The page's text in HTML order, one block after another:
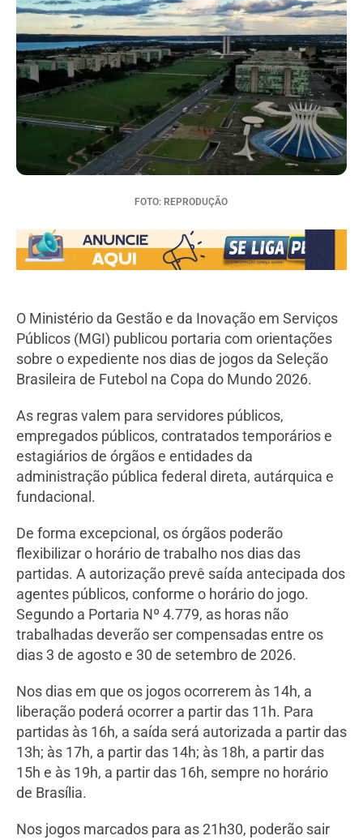
FOTO: REPRODUÇÃO
O Ministério da Gestão e da Inovação em Serviços
Públicos (MGI) publicou portaria com orientações
sobre o expediente nos dias de jogos da Seleção
Brasileira de Futebol na Copa do Mundo 2026.
As regras valem para servidores públicos,
empregados públicos, contratados temporários e
estagiários de órgãos e entidades da
administração pública federal direta, autárquica e
fundacional.
De forma excepcional, os órgãos poderão
flexibilizar o horário de trabalho nos dias das
partidas. A autorização prevê saída antecipada dos
agentes públicos, conforme o horário do jogo.
Segundo a Portaria Nº 4.779, as horas não
trabalhadas deverão ser compensadas entre os
dias 3 de agosto e 30 de setembro de 2026.
Nos dias em que os jogos ocorrerem às 14h, a
liberação poderá ocorrer a partir das 11h. Para
partidas às 16h, a saída será autorizada a partir das
13h; às 17h, a partir das 14h; às 18h, a partir das
15h e às 19h, a partir das 16h, sempre no horário
de Brasília.
Nos jogos marcados para as 21h30, poderão sair